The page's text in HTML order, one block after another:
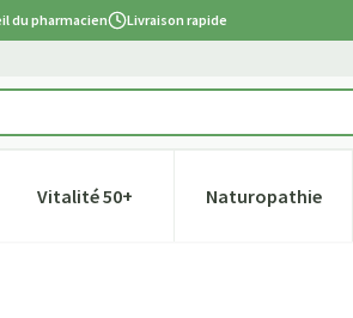
du pharmacien Livraison rapide
hygièneRégime, alimentation & vitamines
menu pour la catégorie Grossesse et
Vitalité 50+Afficher le sous-menu pour la
Naturopathie
Afficher le